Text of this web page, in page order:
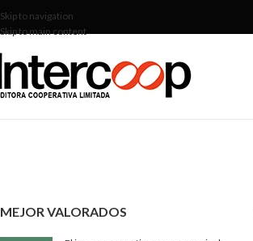
Skip to navigation
Skip to main content
MEJOR VALORADOS